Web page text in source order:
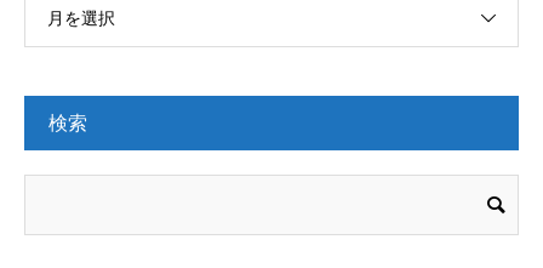
月を選択
検索